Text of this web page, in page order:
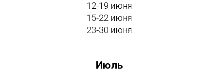
12-19 июня
15-22 июня
23-30 июня
Июль